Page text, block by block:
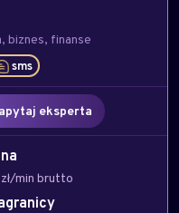
biznes finanse
sms
eksperta
min brutto